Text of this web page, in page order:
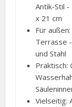
Antik-Stil
x 21 cm
Für
Terrasse
und Stahl
Praktisch:
Vielseitig: